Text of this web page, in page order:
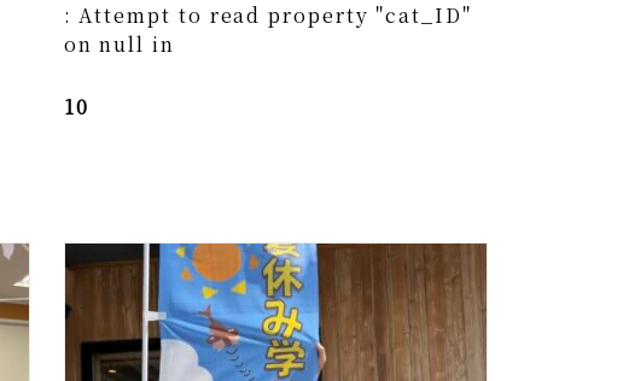
: Attempt to read property "cat_ID"
on null in
10